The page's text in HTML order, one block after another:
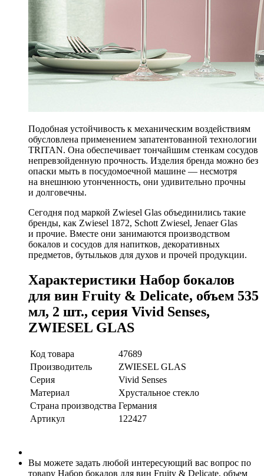
Подобная устойчивость к механическим воздействиям
обусловлена применением запатентованной технологии
TRITAN. Она обеспечивает тончайшим стенкам сосудов
непревзойденную прочность. Изделия бренда можно без
опаски мыть в посудомоечной машине — несмотря
на внешнюю утонченность, они удивительно прочны
и долговечны.
Сегодня под маркой Zwiesel Glas объединились такие
бренды, как Zwiesel 1872, Schott Zwiesel, Jenaer Glas
и прочие. Вместе они занимаются производством
бокалов и сосудов для напитков, декоративных
предметов, бутыльков для духов и прочей продукции.
Характеристики Набор бокалов
для вин Fruity & Delicate, объем 535
мл, 2 шт., серия Vivid Senses,
ZWIESEL GLAS
Код товара
47689
Производитель
ZWIESEL GLAS
Серия
Vivid Senses
Материал
Хрустальное стекло
Страна производства Германия
Артикул
122427
Вы можете задать любой интересующий вас вопрос по
товару Набор бокалов для вин Fruity & Delicate, объем